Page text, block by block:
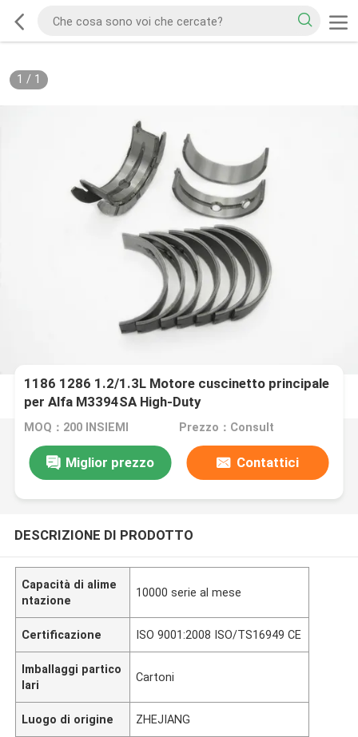
1 / 1
1186 1286 1.2/1.3L Motore cuscinetto principale
per Alfa M3394SA High-Duty
MOQ：200 INSIEMI Prezzo：Consult
Miglior prezzo Contattici
DESCRIZIONE DI PRODOTTO
Capacità di alime
ntazione
10000 serie al mese
Certificazione ISO 9001:2008 ISO/TS16949 CE
Imballaggi partico
lari
Cartoni
Luogo di origine ZHEJIANG